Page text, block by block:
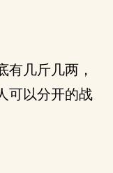
几斤几两，
可以分开的战